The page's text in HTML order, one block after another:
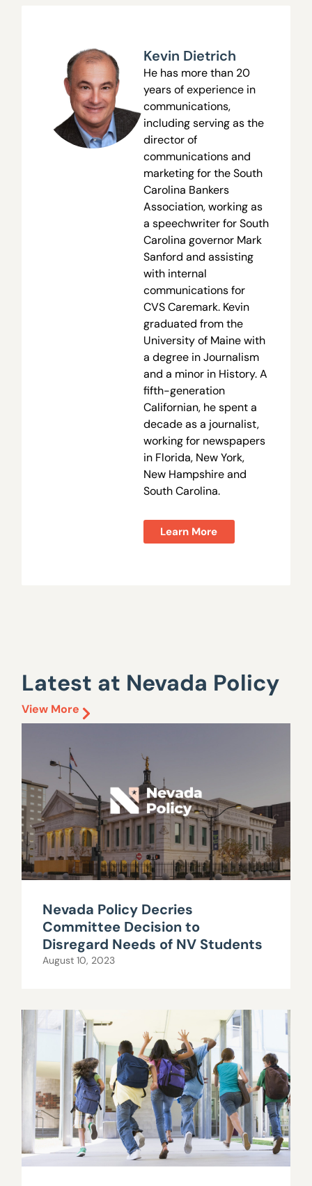
Kevin Dietrich
He has more than 20
years of experience in
communications,
including serving as the
director of
communications and
marketing for the South
Carolina Bankers
Association, working as
a speechwriter for South
Carolina governor Mark
Sanford and assisting
with internal
communications for
CVS Caremark. Kevin
graduated from the
University of Maine with
a degree in Journalism
and a minor in History. A
fifth-generation
Californian, he spent a
decade as a journalist,
working for newspapers
in Florida, New York,
New Hampshire and
South Carolina.
Learn More
Latest at Nevada Policy
View More
Nevada Policy Decries
Committee Decision to
Disregard Needs of NV Students
August 10, 2023